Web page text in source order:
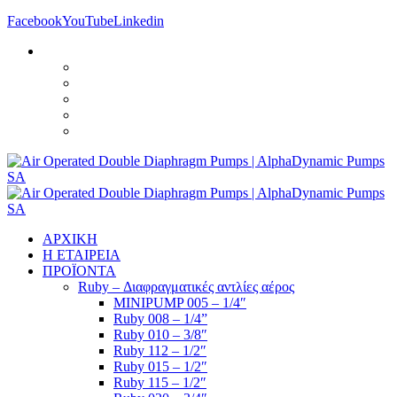
FacebookYouTubeLinkedin
ΑΡΧΙΚΗ
Η ΕΤΑΙΡΕΙΑ
ΠΡΟΪΟΝΤΑ
Ruby – Διαφραγματικές αντλίες αέρος
MINIPUMP 005 – 1/4″
Ruby 008 – 1/4”
Ruby 010 – 3/8″
Ruby 112 – 1/2″
Ruby 015 – 1/2″
Ruby 115 – 1/2″